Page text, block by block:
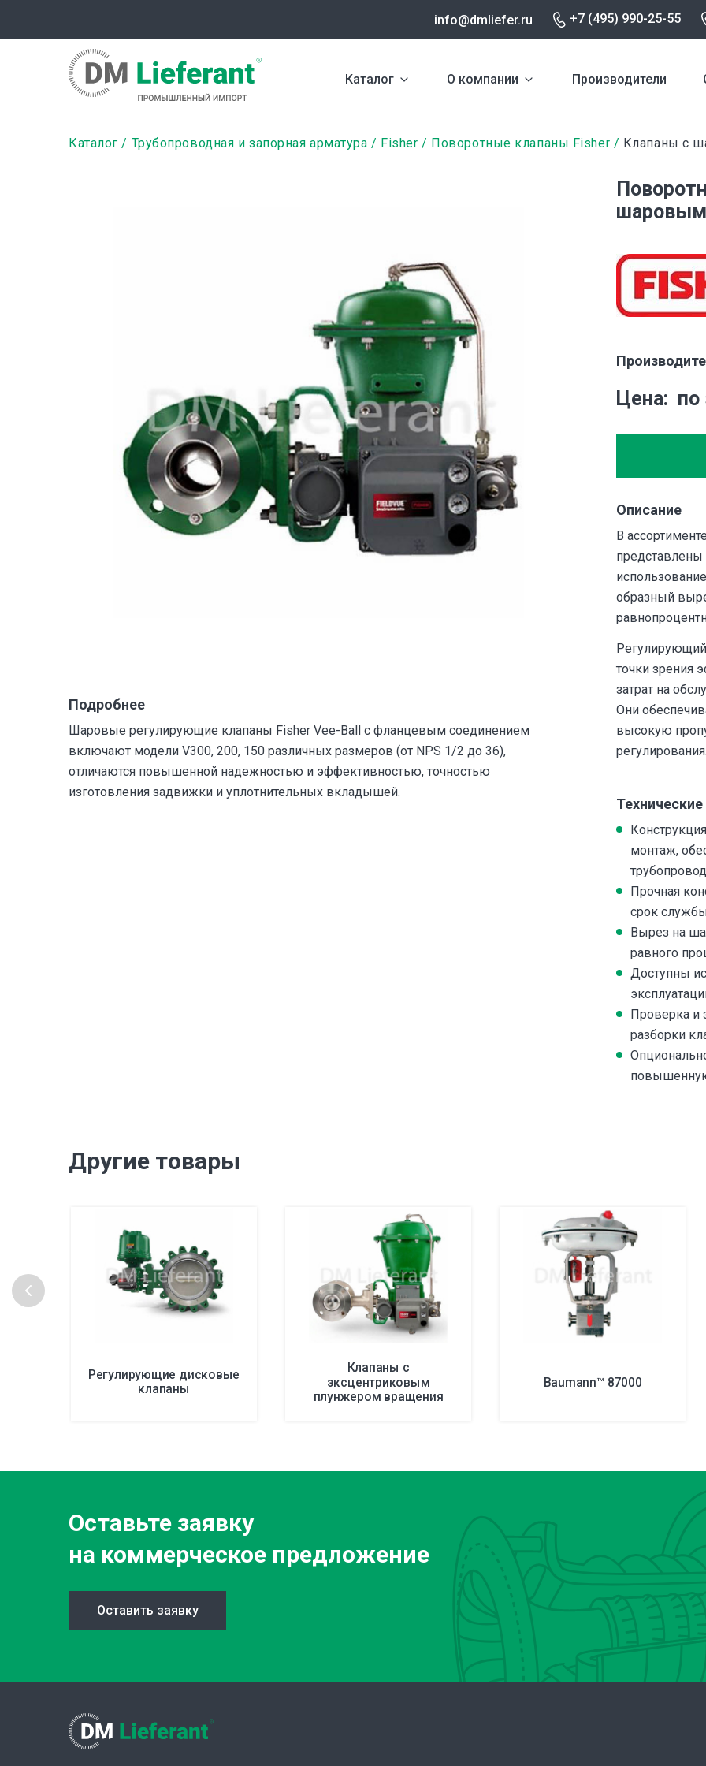
содержанию
info@dmliefer.ru +7 (495) 990-25-55
Каталог О компании Производители
Строка
Каталог Трубопроводная и запорная арматура Fisher Поворотные клапаны Fisher Клапаны с
Подробнее
Шаровые регулирующие клапаны Fisher Vee-Ball с фланцевым соединением
включают модели V300, 200, 150 различных размеров (от NPS 1/2 до 36),
отличаются повышенной надежностью и эффективностью, точностью
изготовления задвижки и уплотнительных вкладышей.
Цена по
Описание
В
образный
точки зрения
затрат на
Они
высокую
монтаж,
Прочная
срок
Вырез на
равного
Доступны
Проверка и
разборки
Другие товары
Регулирующие дисковые
клапаны
Клапаны с
эксцентриковым
плунжером вращения
Baumann™ 87000
Оставьте заявку
на коммерческое предложение
Оставить заявку